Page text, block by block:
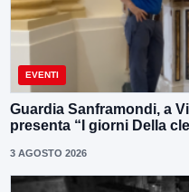
EVENTI
Guardia Sanframondi, a
presenta “I giorni Della
3 AGOSTO 2026